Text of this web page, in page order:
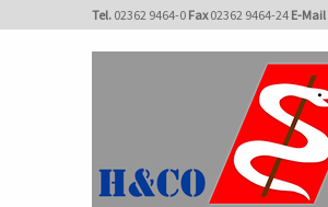
Tel. 02362 9464-0 Fax02362 9464-24 E-Mail